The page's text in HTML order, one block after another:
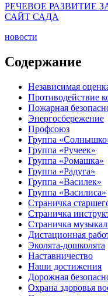
РЕЧЕВОЕ РАЗВИТИЕ
САЙТ САДА
новости
Содержание
Независимая
Противодействие
Пожарная
Энергосбережение
Профсоюз
Группа
Группа «Ручеек»
Группа «Ромашка»
Группа «Радуга»
Группа «Василек»
Группа «Василиса»
Страничка
Страничка
Страничка
Дистационная
Эколята-дошколята
Наставничество
Наши достижения
Дорожная
Охрана здоровья